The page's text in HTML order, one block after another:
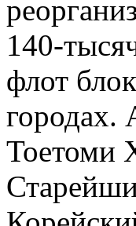
140-
флот
городах.
Тоетоми